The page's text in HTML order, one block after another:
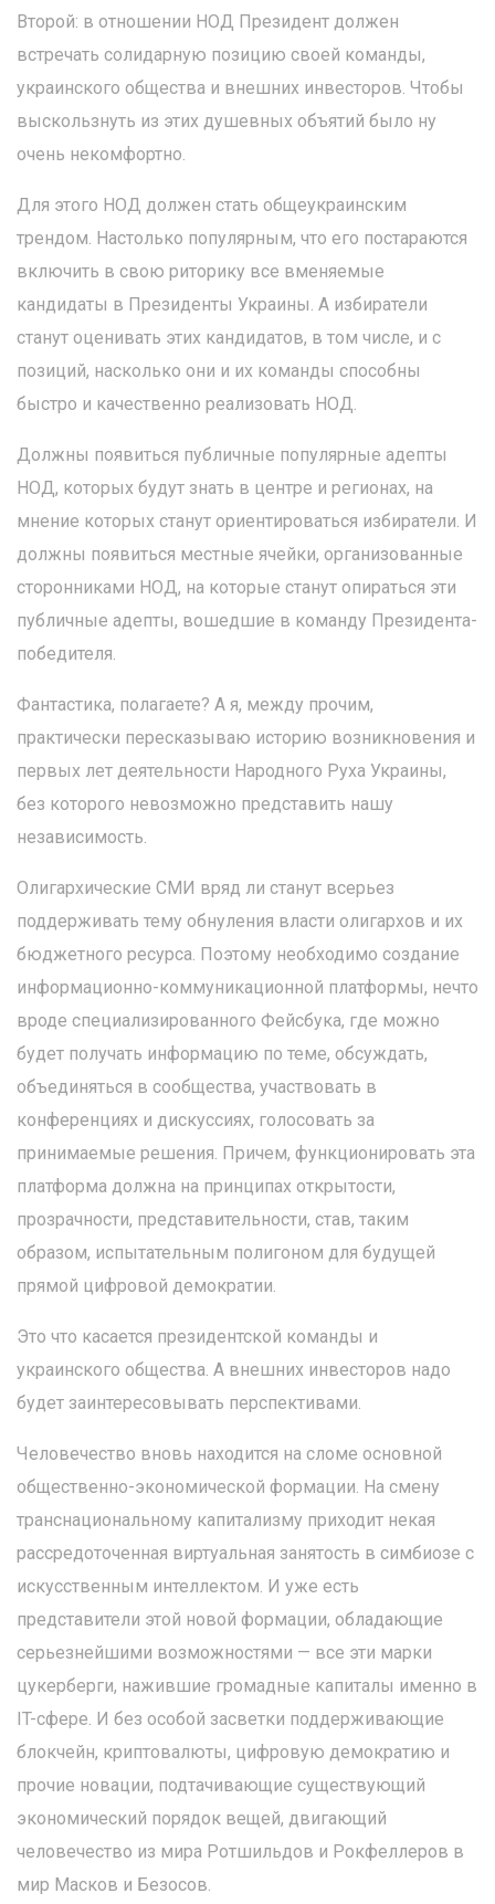
Второй: в отношении НОД Президент должен
встречать солидарную позицию своей команды,
украинского общества и внешних инвесторов. Чтобы
выскользнуть из этих душевных объятий было ну
очень некомфортно.
Для этого НОД должен стать общеукраинским
трендом. Настолько популярным, что его постараются
включить в свою риторику все вменяемые
кандидаты в Президенты Украины. А избиратели
станут оценивать этих кандидатов, в том числе, и с
позиций, насколько они и их команды способны
быстро и качественно реализовать НОД.
Должны появиться публичные популярные адепты
НОД, которых будут знать в центре и регионах, на
мнение которых станут ориентироваться избиратели. И
должны появиться местные ячейки, организованные
сторонниками НОД, на которые станут опираться эти
публичные адепты, вошедшие в команду Президента-
победителя.
Фантастика, полагаете? А я, между прочим,
практически пересказываю историю возникновения и
первых лет деятельности Народного Руха Украины,
без которого невозможно представить нашу
независимость.
Олигархические СМИ вряд ли станут всерьез
поддерживать тему обнуления власти олигархов и их
бюджетного ресурса. Поэтому необходимо создание
информационно-коммуникационной платформы, нечто
вроде специализированного Фейсбука, где можно
будет получать информацию по теме, обсуждать,
объединяться в сообщества, участвовать в
конференциях и дискуссиях, голосовать за
принимаемые решения. Причем, функционировать эта
платформа должна на принципах открытости,
прозрачности, представительности, став, таким
образом, испытательным полигоном для будущей
прямой цифровой демократии.
Это что касается президентской команды и
украинского общества. А внешних инвесторов надо
будет заинтересовывать перспективами.
Человечество вновь находится на сломе основной
общественно-экономической формации. На смену
транснациональному капитализму приходит некая
рассредоточенная виртуальная занятость в симбиозе с
искусственным интеллектом. И уже есть
представители этой новой формации, обладающие
серьезнейшими возможностями — все эти марки
цукерберги, нажившие громадные капиталы именно в
IT-сфере. И без особой засветки поддерживающие
блокчейн, криптовалюты, цифровую демократию и
прочие новации, подтачивающие существующий
экономический порядок вещей, двигающий
человечество из мира Ротшильдов и Рокфеллеров в
мир Масков и Безосов.